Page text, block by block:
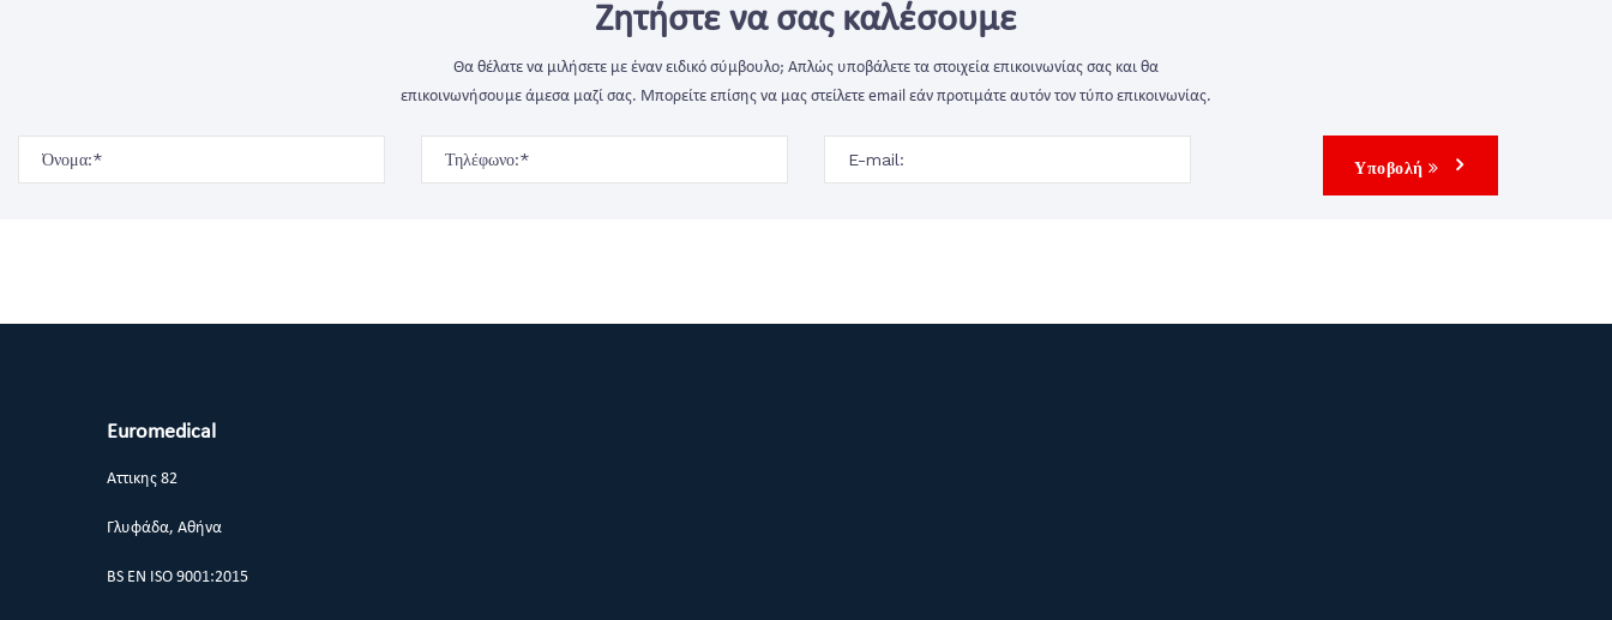
Ζητήστε να σας καλέσουμε
Θα θέλατε να μιλήσετε με έναν ειδικό σύμβουλο; Απλώς υποβάλετε τα στοιχεία επικοινωνίας σας και θα
επικοινωνήσουμε άμεσα μαζί σας. Μπορείτε επίσης να μας στείλετε email εάν προτιμάτε αυτόν τον τύπο επικοινωνίας.
Υποβολή
Euromedical
Αττικης 82
Γλυφάδα, Αθήνα
BS EN ISO 9001:2015